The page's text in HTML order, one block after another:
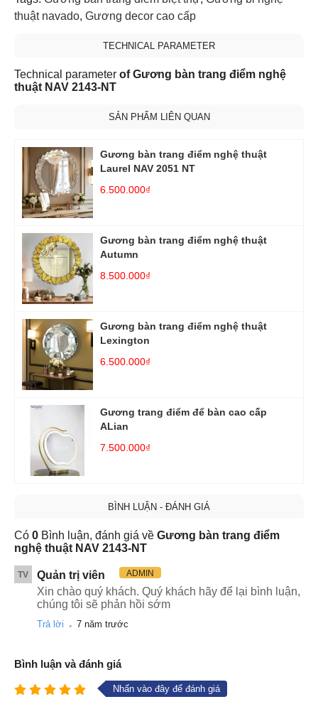
thuật navado, Gương decor cao cấp
TECHNICAL PARAMETER
Technical parameter of Gương bàn trang điểm nghệ
thuật NAV 2143-NT
SẢN PHẨM LIÊN QUAN
Gương bàn trang điểm nghệ thuật
Laurel NAV 2051 NT
6.500.000₫
Gương bàn trang điểm nghệ thuật
Autumn
8.500.000₫
Gương bàn trang điểm nghệ thuật
Lexington
6.500.000₫
Gương trang điểm để bàn cao cấp
ALian
7.500.000₫
BÌNH LUẬN - ĐÁNH GIÁ
Có 0 Bình luận, đánh giá về Gương bàn trang điểm
nghệ thuật NAV 2143-NT
TV Quản trị viên ADMIN
Xin chào quý khách. Quý khách hãy để lại bình luận,
chúng tôi sẽ phản hồi sớm
Trả lời . 7 năm trước
Bình luận và đánh giá
Nhấn vào đây để đánh giá